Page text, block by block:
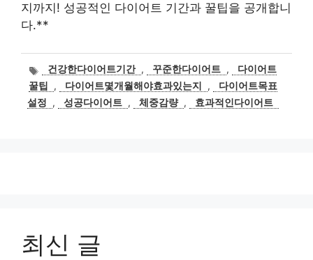
지까지! 성공적인 다이어트 기간과 꿀팁을 공개합니
다.**
태
그
건강한다이어트기간 , 꾸준한다이어트 ,
다이어트
꿀팁
, 다이어트몇개월해야효과있는지 ,
다이어트목표
설정
, 성공다이어트 , 체중감량 , 효과적인다이어트
최신 글